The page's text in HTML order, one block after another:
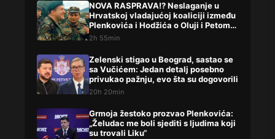
NOVA RASPRAVA!? Neslaganje u
Hrvatskoj vladajućoj koaliciji između
Plenkovića i Hodžića o Oluji i Petom
korpusu ARBIH!
2h 55min
Zelenski stigao u Beograd, sastao se
sa Vučićem: Jedan detalj posebno
privukao pažnju, evo šta su dogovorili
20h 20min
Grmoja žestoko prozvao Plenkovića:
„Želudac me boli sjediti s ljudima koji
su trovali Liku“